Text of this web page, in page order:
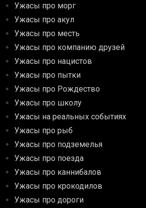
Ужасы про морг
Ужасы про акул
Ужасы про месть
Ужасы про компанию друзей
Ужасы про нацистов
Ужасы про пытки
Ужасы про Рождество
Ужасы про школу
Ужасы на реальных событиях
Ужасы про рыб
Ужасы про подземелья
Ужасы про поезда
Ужасы про каннибалов
Ужасы про крокодилов
Ужасы про дороги